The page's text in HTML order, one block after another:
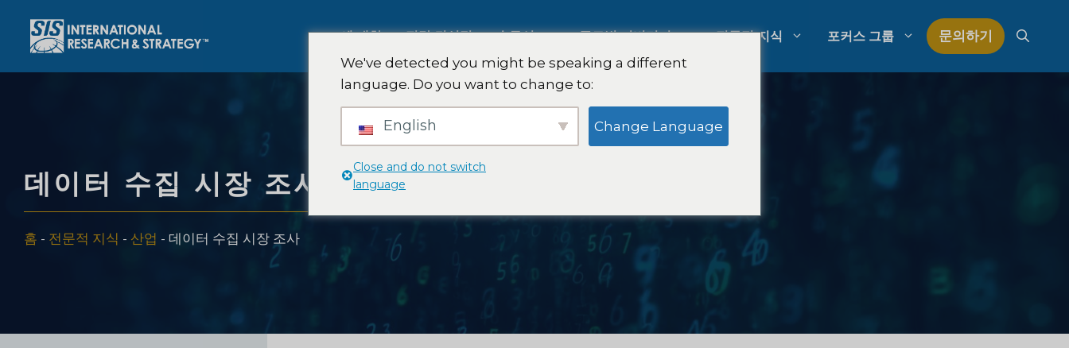
로
에 대한 전략 컨설팅 솔루션
AI 시장 조사
소비자 시장 조사
핀테크 연구 및 전략
정성적 및 정량적 연구
전략 컨설팅
로펌 지출 관리
글로벌 커버리지 전문적 지식 포커스 그룹 문의하기
데이터 수집 시장 조사
홈 - 전문적 지식 - 산업 - 데이터 수집 시장 조사
We've detected you might be speaking a different
language. Do you want to change to:
English Change Language
Close and do not switch
language